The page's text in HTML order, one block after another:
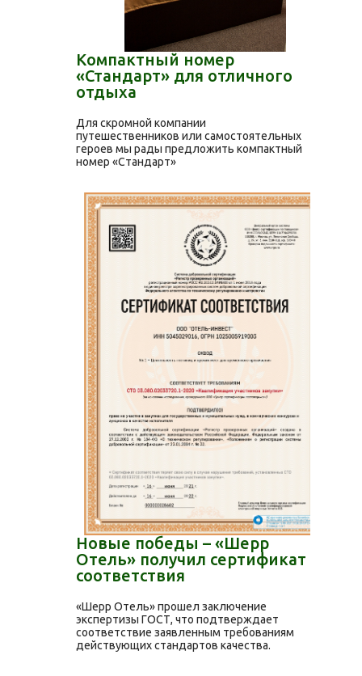
Компактный номер
«Стандарт» для отличного
отдыха
Для скромной компании
путешественников или самостоятельных
героев мы рады предложить компактный
номер «Стандарт»
Новые победы – «Шерр
Отель» получил сертификат
соответствия
«Шерр Отель» прошел заключение
экспертизы ГОСТ, что подтверждает
соответствие заявленным требованиям
действующих стандартов качества.